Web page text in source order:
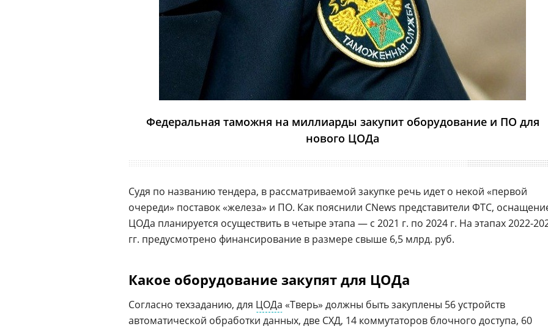
Федеральная таможня на миллиарды закупит оборудование и ПО для
нового ЦОДа
Судя по названию тендера, в рассматриваемой закупке речь идет о некой «первой
очереди» поставок «железа» и ПО. Как пояснили CNews представители ФТС,
ЦОДа планируется осуществить в четыре этапа — с 2021 г. по 2024 г. На этапах 2022-
гг. предусмотрено финансирование в размере свыше 6,5 млрд. руб.
Какое оборудование закупят для ЦОДа
Согласно техзаданию, для ЦОДа «Тверь» должны быть закуплены 56 устройств
автоматической обработки данных, две СХД, 14 коммутаторов блочного доступа, 60